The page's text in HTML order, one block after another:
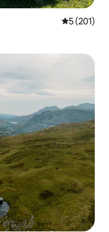
5 (201)